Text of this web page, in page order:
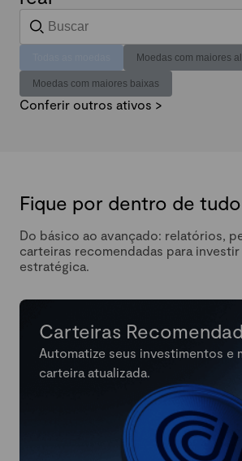
Moedas com maiores
Moedas com maiores baixas
Conferir outros ativos >
Fique por dentro de tudo
Do básico ao avançado: relatórios,
carteiras recomendadas para
estratégica.
Carteiras
Automatize seus investimentos e
carteira atualizada.